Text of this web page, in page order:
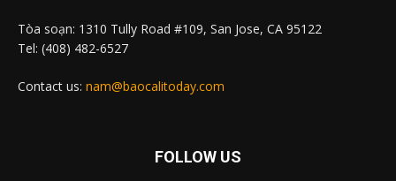
Tòa soạn: 1310 Tully Road #109, San Jose, CA 95122
Tel: (408) 482-6527
Contact us: nam@baocalitoday.com
FOLLOW US